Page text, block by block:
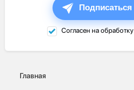
Подписаться
Согласен на обработку
Главная